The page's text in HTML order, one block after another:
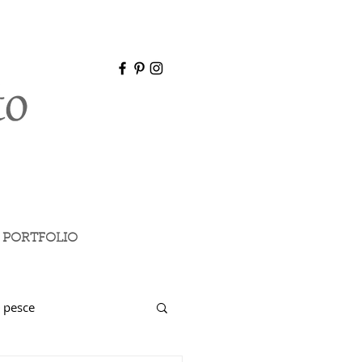
PORTFOLIO
pesce